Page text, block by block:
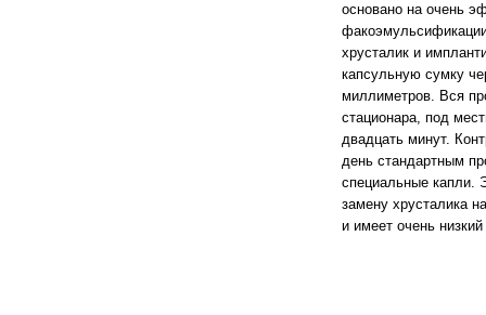
основано на очень
хрусталик и
капсульную сумку
миллиметров. Вся
стационара, под
двадцать минут.
день стандартным
специальные капли.
замену хрусталика
и имеет очень